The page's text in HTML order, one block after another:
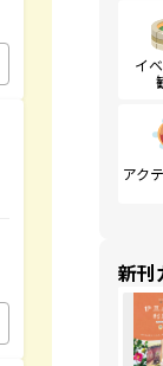
イ
アク
新刊